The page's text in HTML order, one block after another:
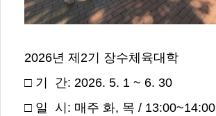
2026년 제2기 장수체육대학
□ 기 간: 2026. 5. 1 ~ 6. 30
□ 일 시: 매주 화, 목 / 13:00~14:00